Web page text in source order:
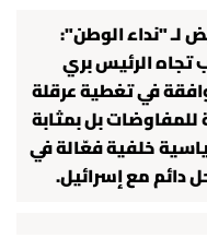
لـ "نداء الوطن":
تجاه الرئيس بري
في تغطية عرقلة
للمفاوضات بل بمثابة
خلفية فعّالة في
دائم مع إسرائيل.